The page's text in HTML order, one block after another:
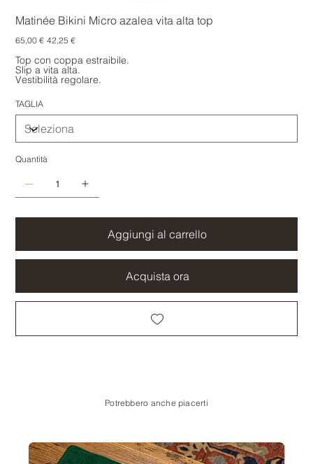
Matinée Bikini Micro azalea vita alta top
Prezzo
originale
65,00 € Prezzo
scontato
42,25 €
Top con coppa estraibile.
Slip a vita alta.
Vestibilità regolare.
TAGLIA
Quantità
Aggiungi al carrello
Acquista ora
Potrebbero anche piacerti